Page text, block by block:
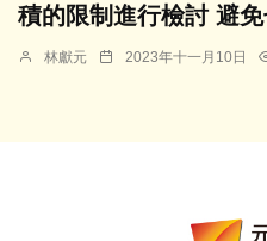
積的限制進行檢討 避
林獻元 2023年十一月10日